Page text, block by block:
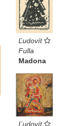
Ľudovít
Fulla
Madona
Ľudovít